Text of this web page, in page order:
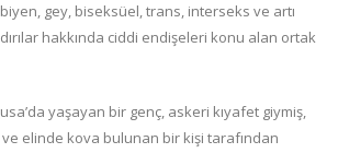
gey, biseksüel, trans, interseks ve artı
hakkında ciddi endişeleri konu alan ortak
yaşayan bir genç, askeri kıyafet giymiş,
ve elinde kova bulunan bir kişi tarafından